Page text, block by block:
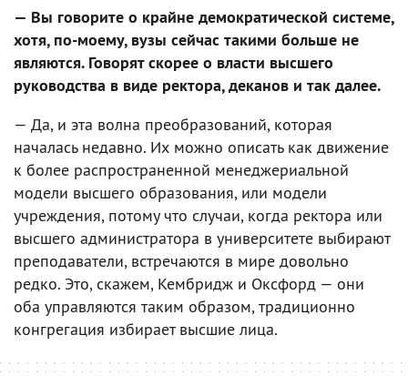
— Вы говорите о крайне демократической системе,
хотя, по-моему, вузы сейчас такими больше не
являются. Говорят скорее о власти высшего
руководства в виде ректора, деканов и так далее.
— Да, и эта волна преобразований, которая
началась недавно. Их можно описать как движение
к более распространенной менеджериальной
модели высшего образования, или модели
учреждения, потому что случаи, когда ректора или
высшего администратора в университете выбирают
преподаватели, встречаются в мире довольно
редко. Это, скажем, Кембридж и Оксфорд — они
оба управляются таким образом, традиционно
конгрегация избирает высшие лица.